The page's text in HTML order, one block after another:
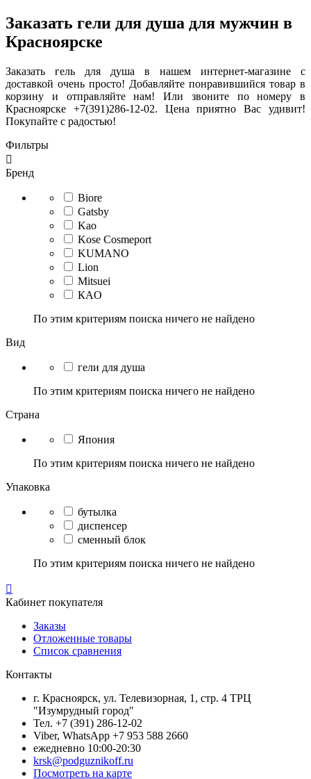
Заказать гели для душа для мужчин в
Красноярске
Заказать гель для душа в нашем интернет-магазине с
доставкой очень просто! Добавляйте понравившийся товар в
корзину и отправляйте нам! Или звоните по номеру в
Красноярске +7(391)286-12-02. Цена приятно Вас удивит!
Покупайте с радостью!
Фильтры

Бренд
Biore
Gatsby
Kao
Kose Cosmeport
KUMANO
Lion
Mitsuei
КAO
По этим критериям поиска ничего не найдено
Вид
гели для душа
По этим критериям поиска ничего не найдено
Страна
Япония
По этим критериям поиска ничего не найдено
Упаковка
бутылка
диспенсер
сменный блок
По этим критериям поиска ничего не найдено

Кабинет покупателя
Заказы
Отложенные товары
Список сравнения
Контакты
г. Красноярск, ул. Телевизорная, 1, стр. 4 ТРЦ
"Изумрудный город"
Тел. +7 (391) 286-12-02
Viber, WhatsApp +7 953 588 2660
ежедневно 10:00-20:30
krsk@podguznikoff.ru
Посмотреть на карте